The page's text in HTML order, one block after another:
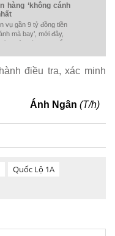
hàng ‘không cánh
vụ gần 9 tỷ đồng tiền
mà bay’, mới đây,
ngân hàng chuyển
điều tra, xác minh
Ánh Ngân (T/h)
Quốc Lộ 1A